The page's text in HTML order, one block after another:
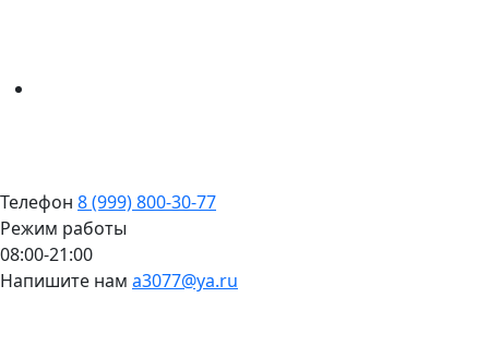
Телефон 8 (999) 800-30-77
Режим работы
08:00-21:00
Напишите нам a3077@ya.ru